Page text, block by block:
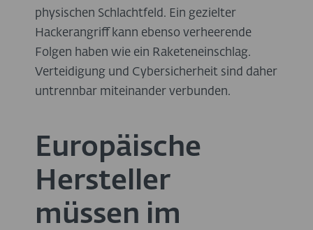
physischen Schlachtfeld. Ein gezielter
Hackerangriff kann ebenso verheerende
Folgen haben wie ein Raketeneinschlag.
Verteidigung und Cybersicherheit sind daher
untrennbar miteinander verbunden.
Europäische
Hersteller
müssen im